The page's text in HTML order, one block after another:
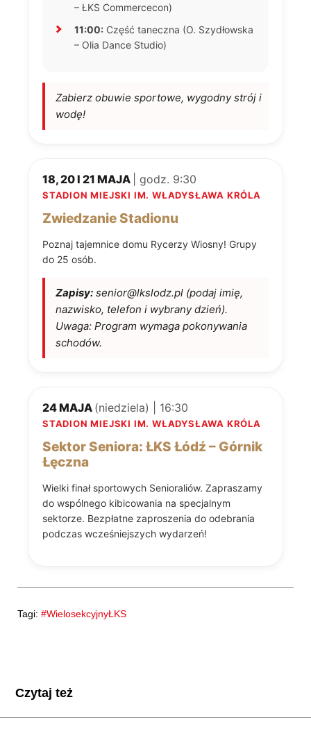
– ŁKS Commercecon)
11:00: Część taneczna (O. Szydłowska
– Olia Dance Studio)
Zabierz obuwie sportowe, wygodny strój i
wodę!
18, 20 I 21 MAJA | godz. 9:30
STADION MIEJSKI IM. WŁADYSŁAWA KRÓLA
Zwiedzanie Stadionu
Poznaj tajemnice domu Rycerzy Wiosny! Grupy
do 25 osób.
Zapisy: senior@lkslodz.pl (podaj imię,
nazwisko, telefon i wybrany dzień).
Uwaga: Program wymaga pokonywania
schodów.
24 MAJA (niedziela) | 16:30
STADION MIEJSKI IM. WŁADYSŁAWA KRÓLA
Sektor Seniora: ŁKS Łódź – Górnik
Łęczna
Wielki finał sportowych Senioraliów. Zapraszamy
do wspólnego kibicowania na specjalnym
sektorze. Bezpłatne zaproszenia do odebrania
podczas wcześniejszych wydarzeń!
Tagi: #WielosekcyjnyŁKS
Czytaj też